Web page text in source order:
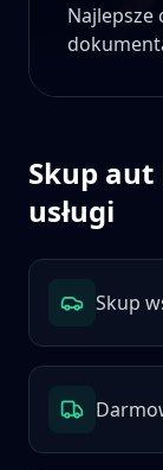
Najlepsze
Skup aut
usługi
Skup